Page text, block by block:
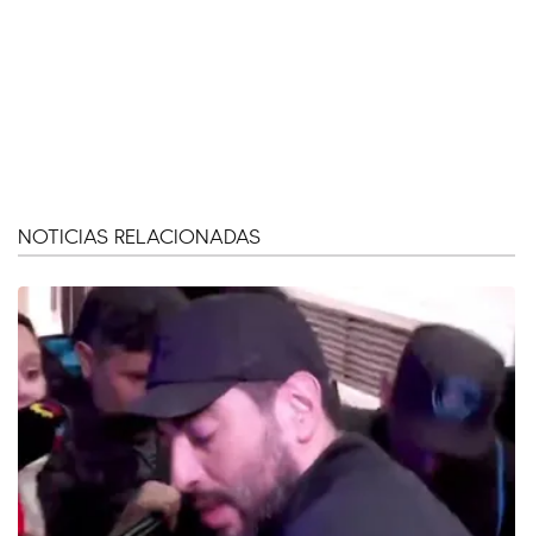
NOTICIAS RELACIONADAS